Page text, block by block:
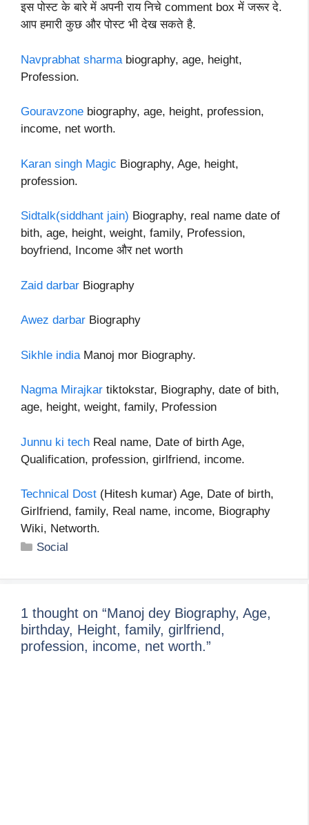
इस पोस्ट के बारे में अपनी राय निचे comment box में जरूर दे.
आप हमारी कुछ और पोस्ट भी देख सकते है.
Navprabhat sharmabiography, age, height,
Profession.
Gouravzone biography, age, height, profession,
income, net worth.
Karan singh Magic Biography, Age, height,
profession.
Sidtalk(siddhant jain) Biography, real name date of
bith, age, height, weight, family, Profession,
boyfriend, Income और net worth
Zaid darbar Biography
Awez darbar Biography
Sikhle indiaManoj mor Biography.
Nagma Mirajkar tiktokstar, Biography, date of bith,
age, height, weight, family, Profession
Junnu ki tech Real name, Date of birth Age,
Qualification, profession, girlfriend, income.
Technical Dost (Hitesh kumar) Age, Date of birth,
Girlfriend, family, Real name, income, Biography
Wiki, Networth.
Categories
Social
1 thought on “Manoj dey Biography, Age,
birthday, Height, family, girlfriend,
profession, income, net worth.”